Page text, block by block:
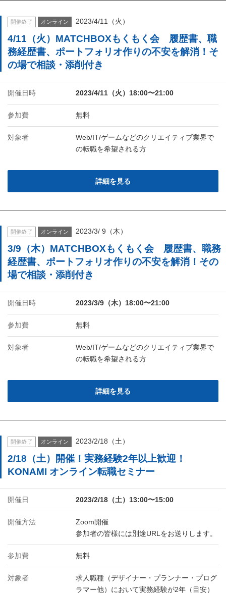
開催終了 オンライン 2023/4/11（火）
4/11（火）MATCHBOXもくもく会 履歴書、職
務経歴書、ポートフォリオ作りの不安を解消！そ
の場で相談・添削付き
開催日時 2023/4/11（火）18:00〜21:00
参加費 無料
対象者
Web/IT/ゲームなどのクリエイティブ業界で
の転職を希望される方
詳細を見る
開催終了 オンライン 2023/3/ 9（木）
3/9（木）MATCHBOXもくもく会 履歴書、職務
経歴書、ポートフォリオ作りの不安を解消！その
場で相談・添削付き
開催日時 2023/3/9（木）18:00〜21:00
参加費 無料
対象者
Web/IT/ゲームなどのクリエイティブ業界で
の転職を希望される方
詳細を見る
開催終了 オンライン 2023/2/18（土）
2/18（土）開催！実務経験2年以上歓迎！
KONAMI オンライン転職セミナー
開催日 2023/2/18（土）13:00〜15:00
開催方法
Zoom開催
参加者の皆様には別途URLをお送りします。
参加費 無料
対象者
求人職種（デザイナー・プランナー・プログ
ラマー他）において実務経験が2年（目安）